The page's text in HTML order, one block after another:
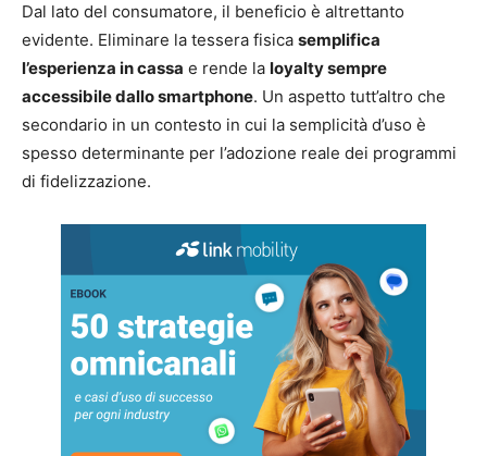
Dal lato del consumatore, il beneficio è altrettanto
evidente. Eliminare la tessera fisica semplifica
l’esperienza in cassa e rende la loyalty sempre
accessibile dallo smartphone. Un aspetto tutt’altro che
secondario in un contesto in cui la semplicità d’uso è
spesso determinante per l’adozione reale dei programmi
di fidelizzazione.